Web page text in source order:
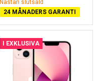
Nästan slutsåld
24 MÅNADERS GARANTI
I EXKLUSIVA